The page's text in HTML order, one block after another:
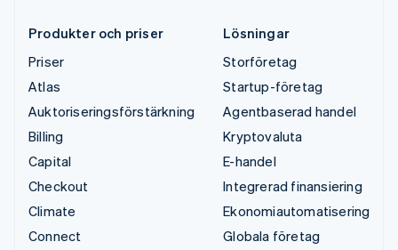
Produkter och priser
Priser
Atlas
Auktoriseringsförstärkning
Billing
Capital
Checkout
Climate
Connect
Lösningar
Storföretag
Startup-företag
Agentbaserad handel
Kryptovaluta
E-handel
Integrerad finansiering
Ekonomiautomatisering
Globala företag